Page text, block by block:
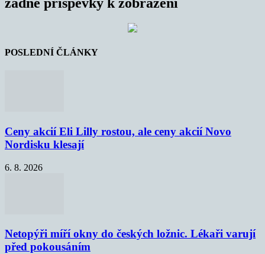
POSLEDNÍ ČLÁNKY
Ceny akcií Eli Lilly rostou, ale ceny akcií Novo
Nordisku klesají
6. 8. 2026
Netopýři míří okny do českých ložnic. Lékaři varují
před pokousáním